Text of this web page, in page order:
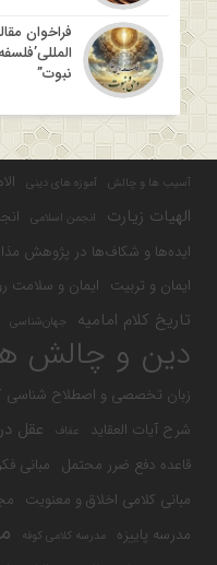
فراخوان
نبوت”
آسیب ها و چالش آموزه های دینی
الهیات زیارت انجمن اسلامی
ایده‌ها و شکاف‌ها در پژوهش
ایمان و تربیت ایمان و سلامت
تاریخ کلام امامیه جهان‌شناسی
دین و چالش
زبان تخصصی و اصطلاح شناسی
شرح آیات العقاید عفاف عقل
قاعده دفع ضرر محتمل مبانی
مبانی کلامی اخلاق و معنویت
مدرسه پاییزه مدرسه کلامی کوفه